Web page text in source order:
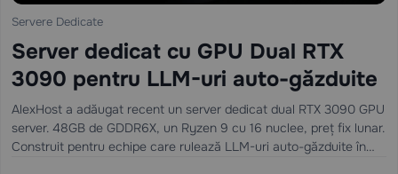
Servere Dedicate
Server dedicat cu GPU Dual RTX
3090 pentru LLM-uri auto-găzduite
AlexHost a adăugat recent un server dedicat dual RTX 3090 GPU
server. 48GB de GDDR6X, un Ryzen 9 cu 16 nuclee, preț fix lunar.
Construit pentru echipe care rulează LLM-uri auto-găzduite în